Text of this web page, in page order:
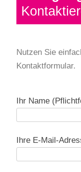
Nutzen Sie
Kontaktformular.
Ihr Name
Ihre E-Mail-